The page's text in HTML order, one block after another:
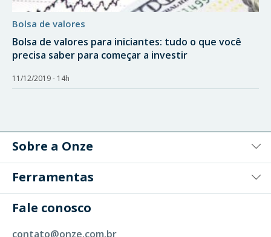
bolsa de valores
Bolsa de valores para iniciantes: tudo o que você
precisa saber para começar a investir
11/12/2019 - 14h
Sobre a Onze
Ferramentas
Fale conosco
contato@onze.com.br